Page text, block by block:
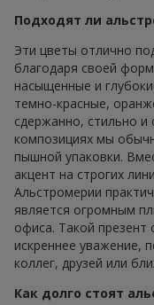
Подходят ли
Эти цветы отлично
благодаря своей
насыщенные и
темно-красные,
сдержанно, стильно
композициях мы
пышной упаковки.
акцент на строгих
Альстромерии
является огромным
офиса. Такой презент
искреннее уважение,
коллег, друзей или
Как долго стоят